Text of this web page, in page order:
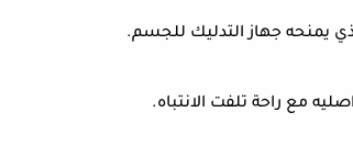
يمنحه جهاز التدليك للجسم.
مع راحة تلفت الانتباه.